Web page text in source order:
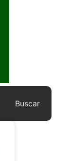
Buscar